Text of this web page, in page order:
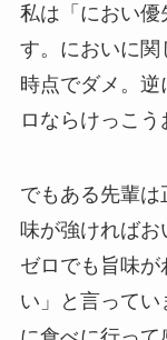
私は「におい優
す。においに
時点でダメ。
ロならけっこう
でもある先輩
味が強ければ
ゼロでも旨味
い」と言って